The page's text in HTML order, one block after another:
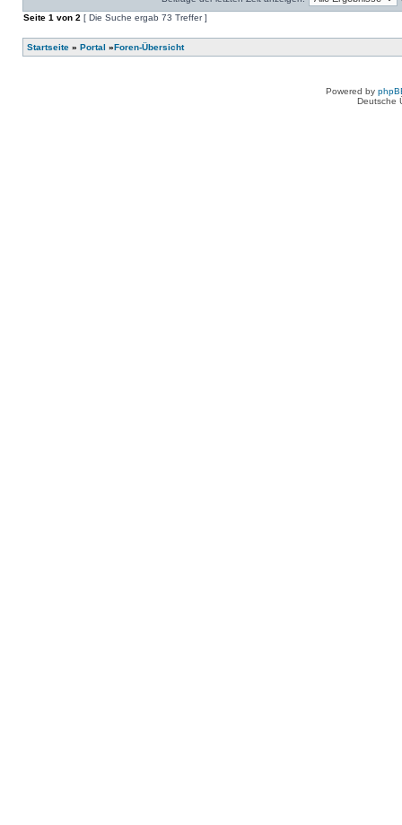
diesem
neuen
ungelesenen
in
diesem
Thema.
Seite 1 von 2 [ Die Suche ergab 73 Treffer ]
Startseite » Portal »Foren-Übersicht
Powered by
Deutsche